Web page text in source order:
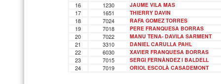
16 1230 JAUME VILA MAS
17 1651 THIERRY DAVIN
18 7024 RAFA GOMEZ TORRES
19 7018 PERE FRANQUESA BORRAS
20 7022 MANU TENA- DAVILA SARMENT
21 3310 DANIEL CARULLA PAHL
22 6030 XAVIER FRANQUESA BORRAS
23 7015 SERGI FERNÀNDEZ I BALDELL
24 7019 ORIOL ESCOLÀ CASADEMONT